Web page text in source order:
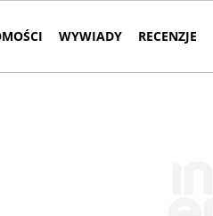
WYWIADY RECENZJE